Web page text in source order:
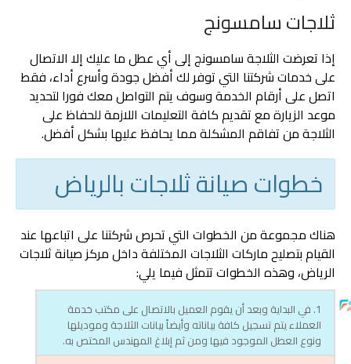
ثلاجات سامسونج
إذا تعرضت الثلاجة سامسونج إلى أي عطل ما عليك إلا الاتصال
على خدمات شركتنا التي توفر لك أفضل جودة وأسرع أداء، فقط
اتصل على أرقام الخدمة وسوف يتم التواصل معك فورا لتحديد
موعد الزيارة مع تقديم كافة التعليمات اللازمة للحفاظ على
الثلاجة من تفاقم المشكلة مما يحافظ عليها بشكل أفضل.
خطوات صيانة ثلاجات بالرياض
هناك مجموعة من الخطوات التي تحرص شركتنا على اتباعها عند
القيام بتصليح ماركات الثلاجات المختلفة داخل مركز صيانة ثلاجات
الرياض، وهذه الخطوات تتمثل فيما يلي:
1. في البداية وبعد أن يقوم العميل بالاتصال على مكتب خدمة
العملاء يتم تسجيل كافة بياناته وأيضاً بيانات الثلاجة وموديلها
ونوع العطل الموجود فيها ومن ثم إبلاغ المهندس المختص به.